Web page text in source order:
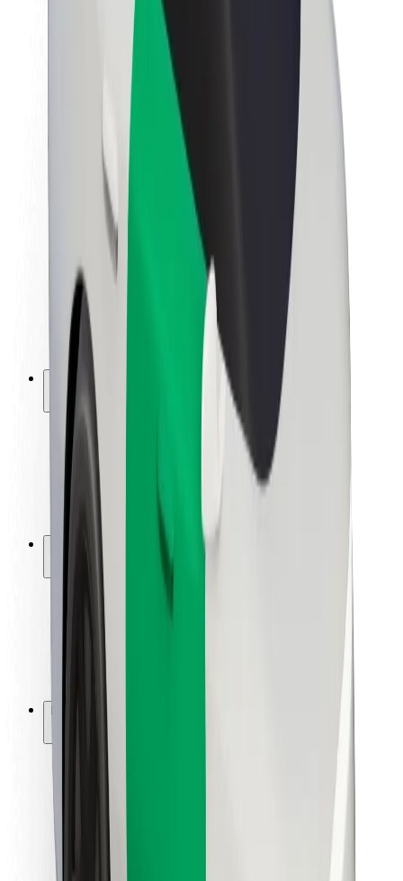
Bærekraft hos Bolt
Prosjekt Zero
Nyhetsrom
Retningslinjer for varemerke
Oppdrag
Investorrelasjoner
Ledelse
Merkevare
Media
Urban Fund
Sikkerhet
Sikkerhet for passasjer
Sjåførsikkerhet
Sikkerhet for sparkesykler
Sikkerhetslab
Steder
Byløsninger
Flyplasser
Bolt-ladestasjoner
For passasjerer
For sjåfører
For leveringsbud
Bolt Food